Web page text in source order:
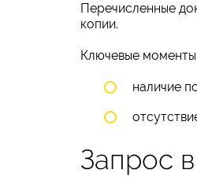
Перечисленные
копии.
Ключевые
наличие
Запрос